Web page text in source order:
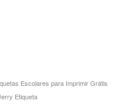
Escolares para Imprimir Grátis
Etiqueta